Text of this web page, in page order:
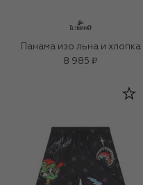
Панама изо льна и хлопка
8 985 ₽